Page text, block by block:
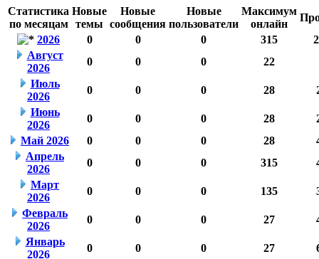
Статистика
по месяцам
Новые
темы
Новые
сообщения
Новые
пользователи
Максимум
онлайн
2026
0 0 0 315
Август
2026
0 0 0 22
Июль
2026
0 0 0 28
Июнь
2026
0 0 0 28
Май 2026
0 0 0 28
Апрель
2026
0 0 0 315
Март
2026
0 0 0 135
Февраль
2026
0 0 0 27
Январь
2026
0 0 0 27